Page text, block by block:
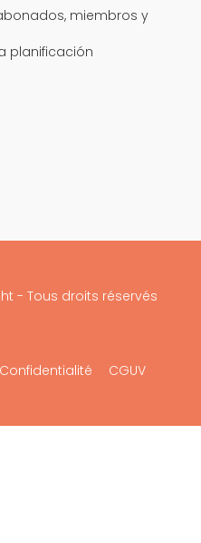
miembros y
planificación
- Tous droits réservés
Confidentialité CGUV